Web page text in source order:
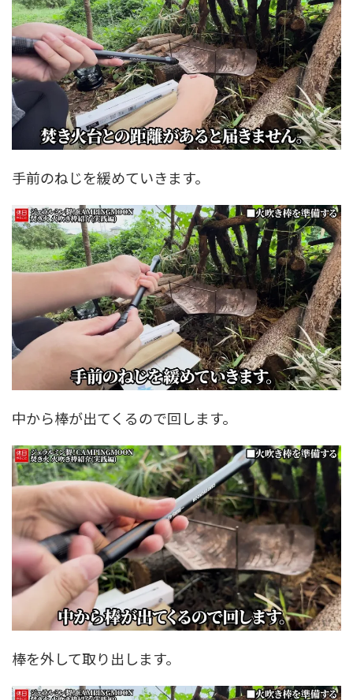
手前のねじを緩めていきます。
中から棒が出てくるので回します。
棒を外して取り出します。